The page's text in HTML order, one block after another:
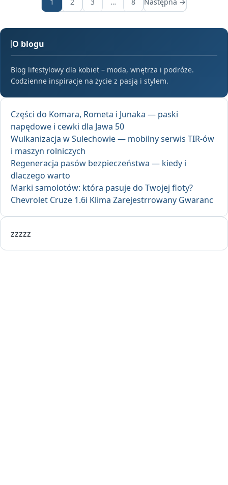
O blogu
Blog lifestylowy dla kobiet – moda, wnętrza i podróże.
Codzienne inspiracje na życie z pasją i stylem.
Części do Komara, Rometa i Junaka — paski
napędowe i cewki dla Jawa 50
Wulkanizacja w Sulechowie — mobilny serwis TIR-ów
i maszyn rolniczych
Regeneracja pasów bezpieczeństwa — kiedy i
dlaczego warto
Marki samolotów: która pasuje do Twojej floty?
Chevrolet Cruze 1.6i Klima Zarejestrrowany Gwaranc
zzzzz